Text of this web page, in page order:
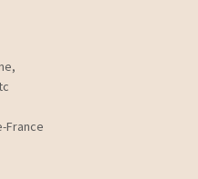
France